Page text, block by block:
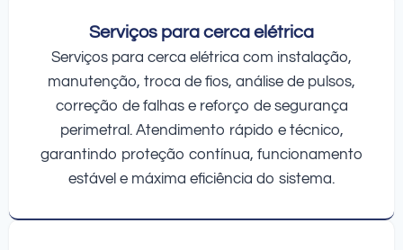
Serviços para cerca elétrica
Serviços para cerca elétrica com instalação,
manutenção, troca de fios, análise de pulsos,
correção de falhas e reforço de segurança
perimetral. Atendimento rápido e técnico,
garantindo proteção contínua, funcionamento
estável e máxima eficiência do sistema.